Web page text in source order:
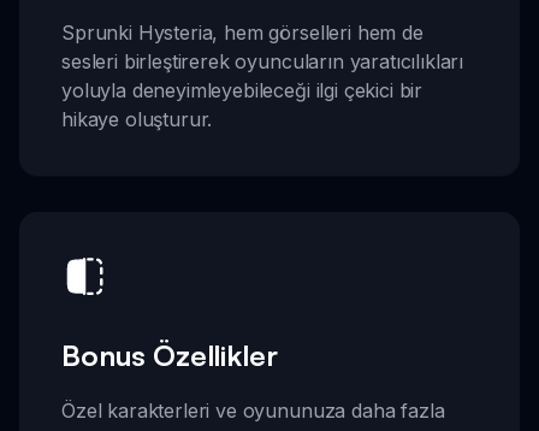
Sprunki Hysteria, hem görselleri hem de
sesleri birleştirerek oyuncuların yaratıcılıkları
yoluyla deneyimleyebileceği ilgi çekici bir
hikaye oluşturur.
Bonus Özellikler
Özel karakterleri ve oyununuza daha fazla